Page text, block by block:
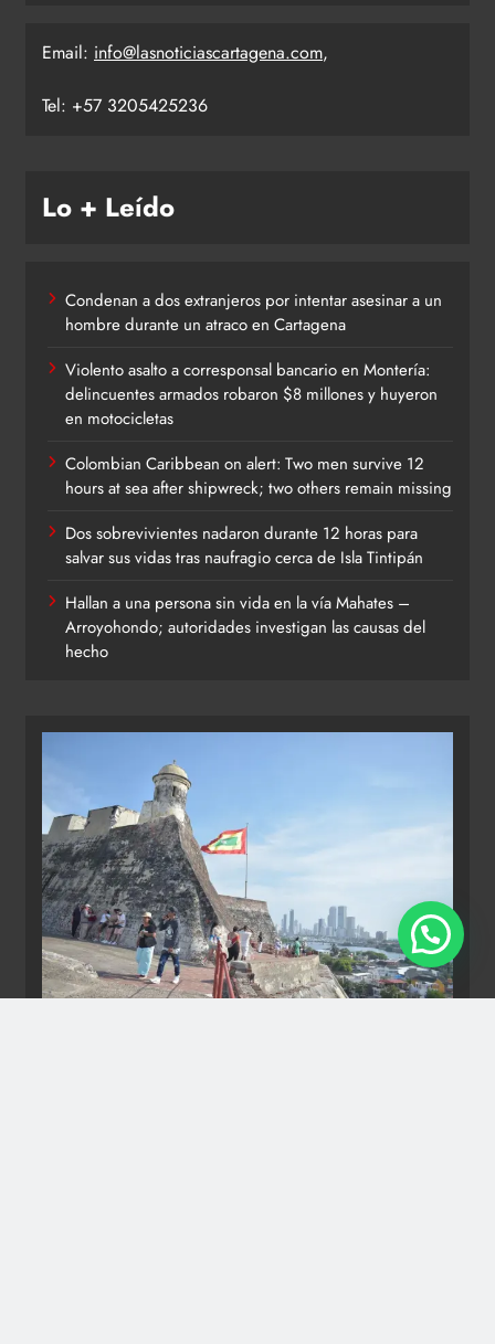
Email: info@lasnoticiascartagena.com,
Tel: +57 3205425236
Lo + Leído
Condenan a dos extranjeros por intentar asesinar a un
hombre durante un atraco en Cartagena
Violento asalto a corresponsal bancario en Montería:
delincuentes armados robaron $8 millones y huyeron
en motocicletas
Colombian Caribbean on alert: Two men survive 12
hours at sea after shipwreck; two others remain missing
Dos sobrevivientes nadaron durante 12 horas para
salvar sus vidas tras naufragio cerca de Isla Tintipán
Hallan a una persona sin vida en la vía Mahates –
Arroyohondo; autoridades investigan las causas del
hecho